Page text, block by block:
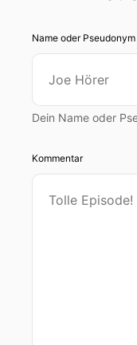
Name oder Pseudonym
Dein Name oder
Kommentar